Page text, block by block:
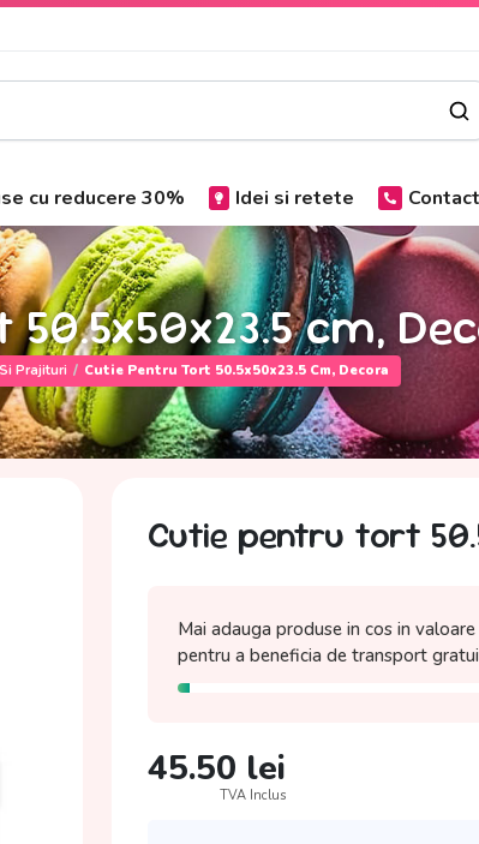
cu reducere 30% Idei si retete Contact
cm,
Prajituri Cutie Pentru Tort 50.5x50x23.5 Cm, Decora
Cutie pentru tort
Mai adauga produse in cos in
pentru a beneficia de transport
45.50 lei
TVA Inclus